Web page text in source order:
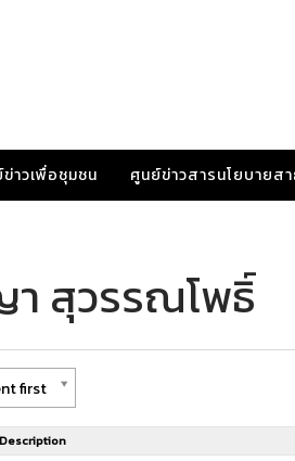
าวเพื่อชุมชน ศูนย์ข่าวสารนโยบายส
สุวรรณโพธิ์
first
Description